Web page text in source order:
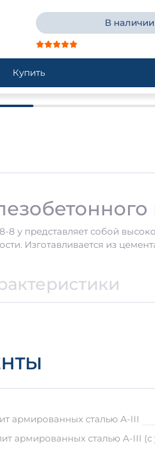
В наличии
Купить
у представляет собой
Изготавливается из
к воздействиям
армированных сталью А-III
армированных сталью А-III